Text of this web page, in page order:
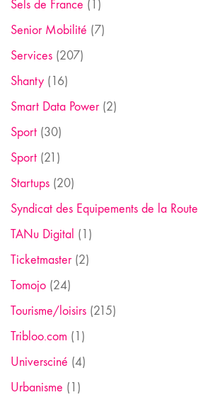
Sels de France (1)
Senior Mobilité (7)
Services (207)
Shanty (16)
Smart Data Power(2)
Sport (30)
Sport (21)
Startups (20)
Syndicat des Equipements de la Route
TANu Digital (1)
Ticketmaster(2)
Tomojo (24)
Tourisme/loisirs (215)
Tribloo.com (1)
Universciné (4)
Urbanisme (1)